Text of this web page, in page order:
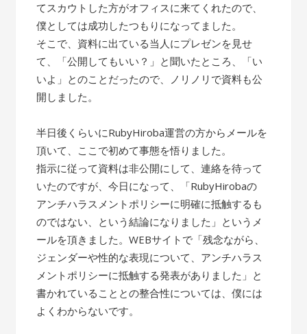
てスカウトした方がオフィスに来てくれたので、
僕としては成功したつもりになってました。
そこで、資料に出ている当人にプレゼンを見せ
て、「公開してもいい？」と聞いたところ、「い
いよ」とのことだったので、ノリノリで資料も公
開しました。
半日後くらいにRubyHiroba運営の方からメールを
頂いて、ここで初めて事態を悟りました。
指示に従って資料は非公開にして、連絡を待って
いたのですが、今日になって、「RubyHirobaの
アンチハラスメントポリシーに明確に抵触するも
のではない、という結論になりました」というメ
ールを頂きました。WEBサイトで「残念ながら、
ジェンダーや性的な表現について、アンチハラス
メントポリシーに抵触する発表がありました」と
書かれていることとの整合性については、僕には
よくわからないです。